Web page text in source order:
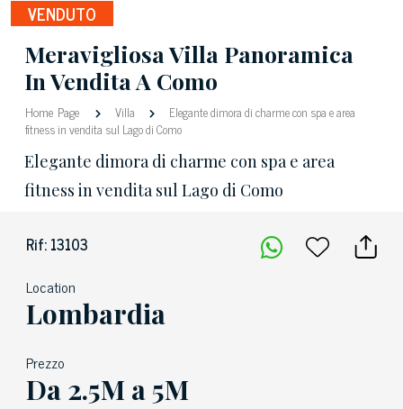
VENDUTO
Meravigliosa Villa Panoramica
In Vendita A Como
Home Page Villa
Elegante dimora di charme con spa e area
fitness in vendita sul Lago di Como
Elegante dimora di charme con spa e area
fitness in vendita sul Lago di Como
Rif: 13103
Location
Lombardia
Prezzo
Da 2.5M a 5M